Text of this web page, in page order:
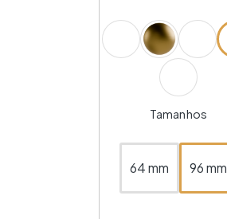
Tamanhos
64 mm 96 mm